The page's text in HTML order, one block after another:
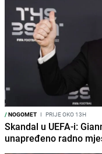
/NOGOMET I PRIJE OKO 13H
Skandal u UEFA-i:
unapređeno radno